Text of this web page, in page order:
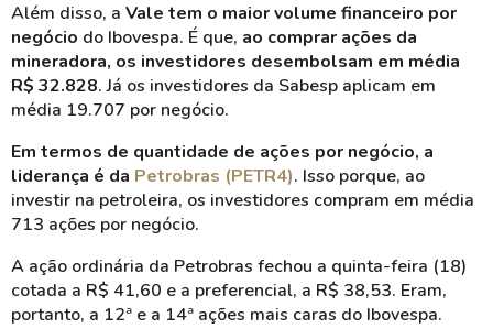
Além disso, a Vale tem o maior volume financeiro por
negócio do Ibovespa. É que, ao comprar ações da
mineradora, os investidores desembolsam em média
R$ 32.828. Já os investidores da Sabesp aplicam em
média 19.707 por negócio.
Em termos de quantidade de ações por negócio, a
liderança é da Petrobras (PETR4). Isso porque, ao
investir na petroleira, os investidores compram em média
713 ações por negócio.
A ação ordinária da Petrobras fechou a quinta-feira (18)
cotada a R$ 41,60 e a preferencial, a R$ 38,53. Eram,
portanto, a 12ª e a 14ª ações mais caras do Ibovespa.